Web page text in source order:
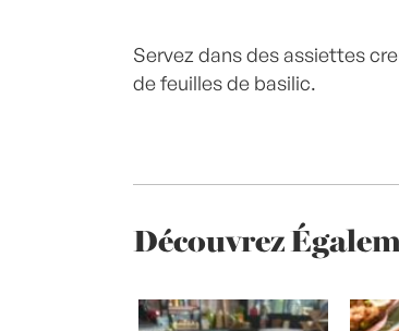
Servez dans des assiettes
de feuilles de basilic.
Découvrez